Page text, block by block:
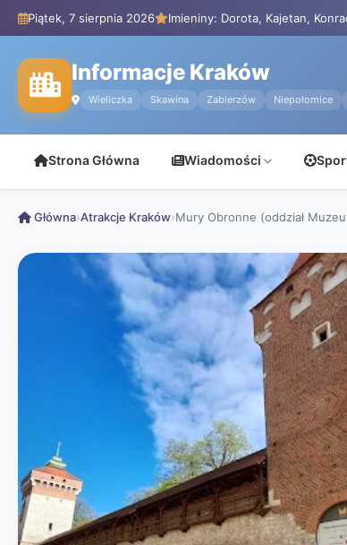
Piątek, 7 sierpnia 2026 Imieniny: Dorota, Kajetan,
Informacje Kraków
Wieliczka Skawina Zabierzów Niepołomice
Strona Główna Wiadomości
Główna›Atrakcje Kraków›Mury Obronne (oddział